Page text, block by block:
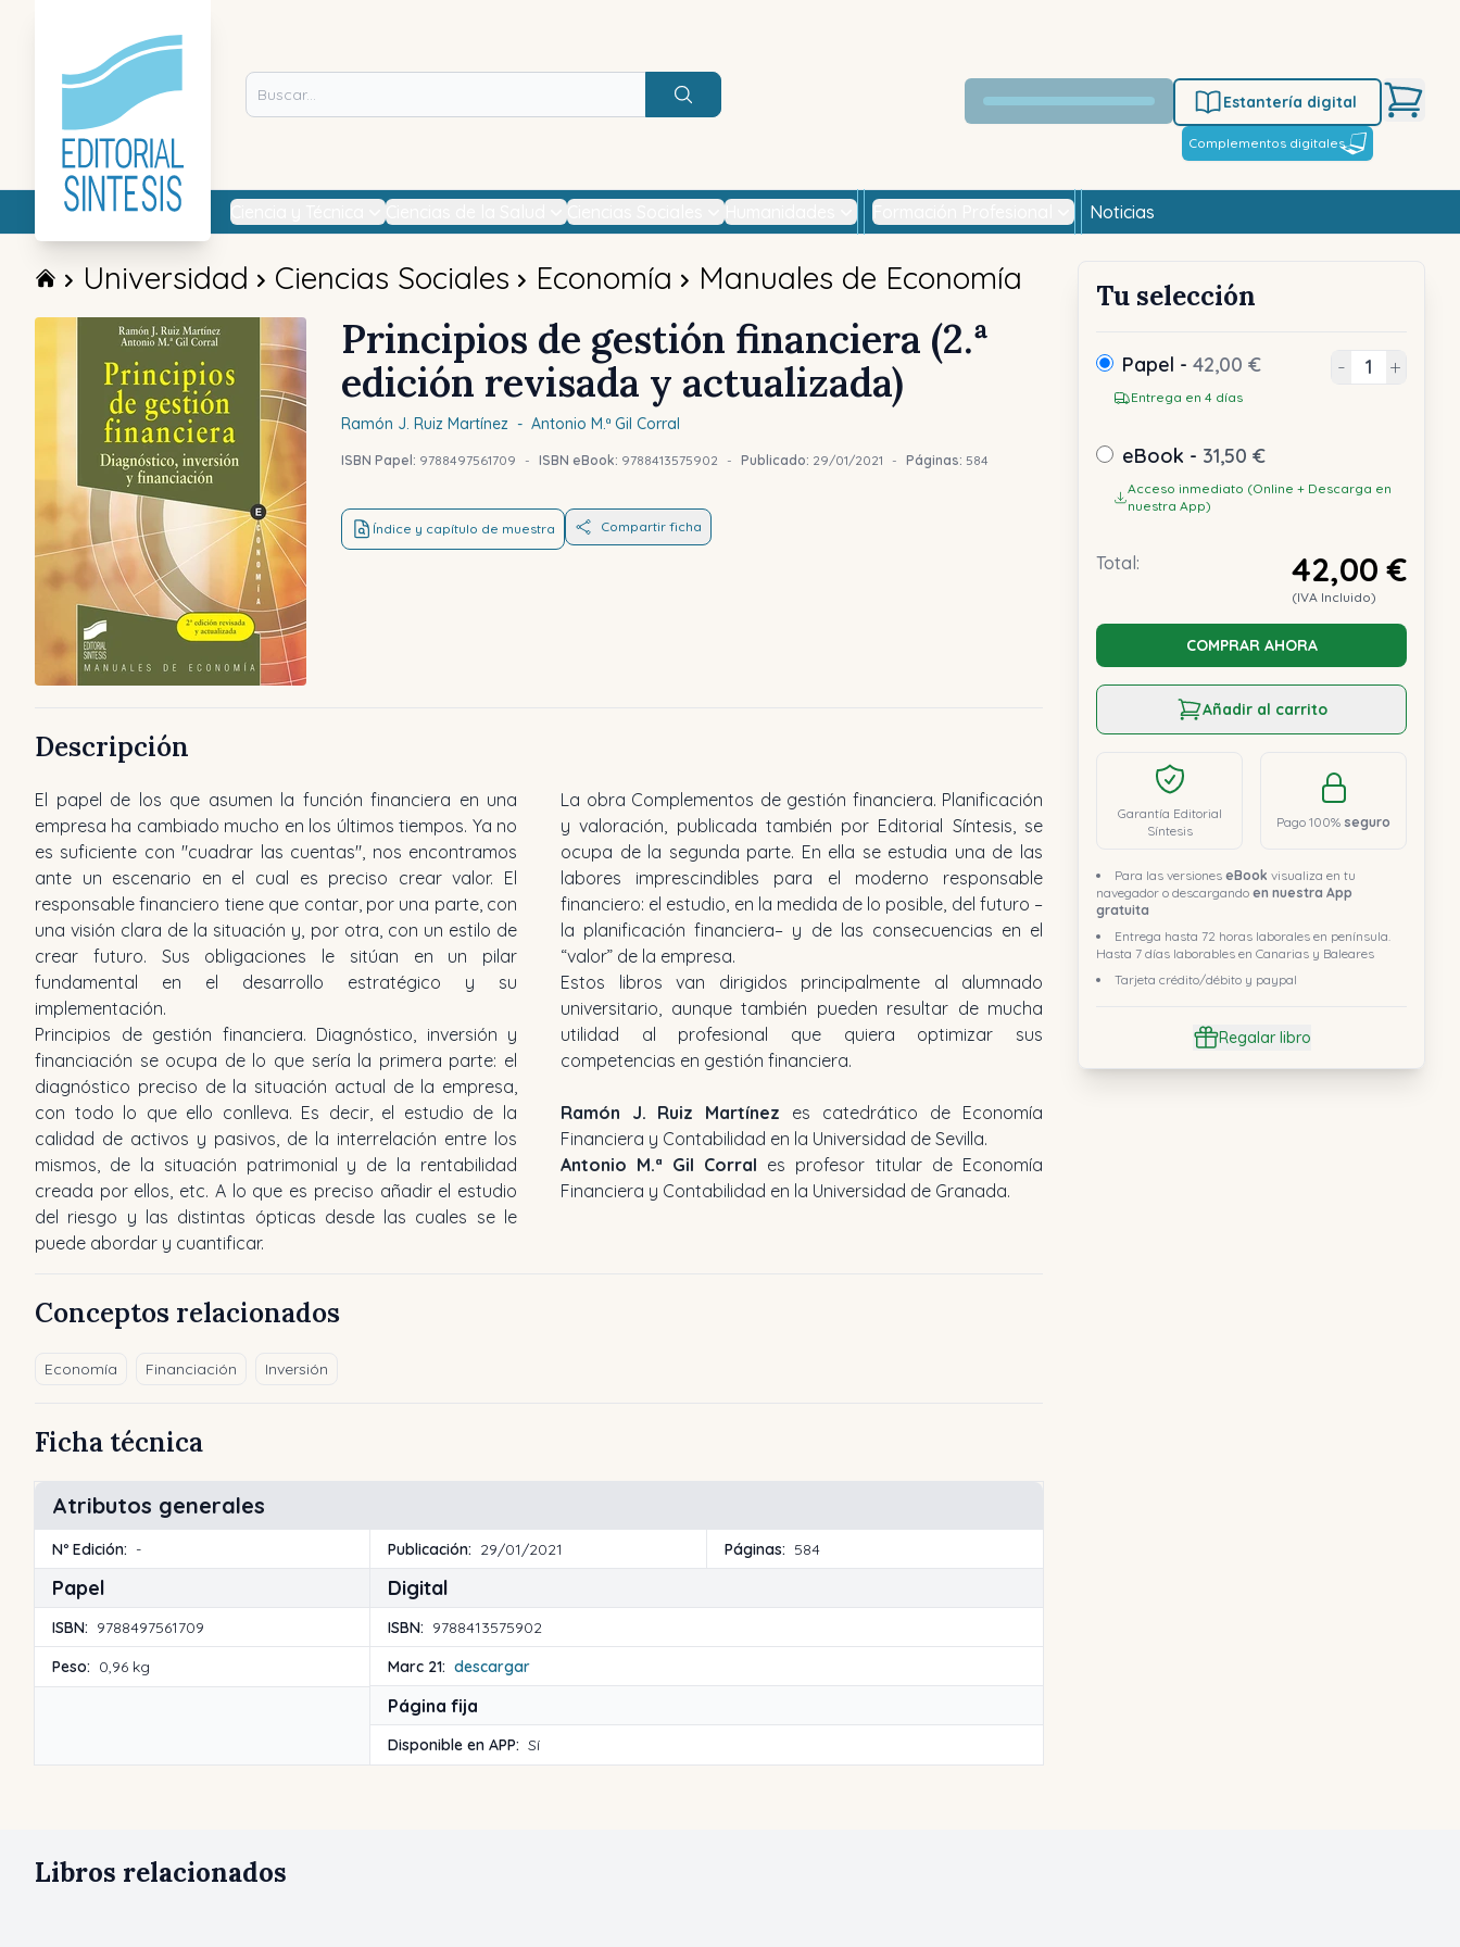
Buscar
Estantería digital
Complementos digitales
Noticias
Universidad Ciencias Sociales Economía Manuales de Economía
Principios de gestión financiera (2.ª
edición revisada y actualizada)
Ramón J. Ruiz Martínez - Antonio M.ª Gil Corral
ISBN Papel: 9788497561709 - ISBN eBook: 9788413575902 - Publicado: 29/01/2021 - Páginas: 584
Índice y capítulo de muestra Compartir ficha
Tu selección
Papel - 42,00 €
Entrega en 4 días
- +
eBook - 31,50 €
Acceso inmediato (Online + Descarga en
nuestra App)
Total: 42,00 €
(IVA Incluido)
COMPRAR AHORA
Añadir al carrito
Garantía Editorial
Síntesis
Pago 100% seguro
Para las versiones eBook visualiza en tu
navegador o descargando en nuestra App
gratuita
Entrega hasta 72 horas laborales en península.
Hasta 7 días laborables en Canarias y Baleares
Tarjeta crédito/débito y paypal
Regalar libro
Descripción
El papel de los que asumen la función financiera en una
empresa ha cambiado mucho en los últimos tiempos. Ya no
es suficiente con "cuadrar las cuentas", nos encontramos
ante un escenario en el cual es preciso crear valor. El
responsable financiero tiene que contar, por una parte, con
una visión clara de la situación y, por otra, con un estilo de
crear futuro. Sus obligaciones le sitúan en un pilar
fundamental en el desarrollo estratégico y su
implementación.
Principios de gestión financiera. Diagnóstico, inversión y
financiación se ocupa de lo que sería la primera parte: el
diagnóstico preciso de la situación actual de la empresa,
con todo lo que ello conlleva. Es decir, el estudio de la
calidad de activos y pasivos, de la interrelación entre los
mismos, de la situación patrimonial y de la rentabilidad
creada por ellos, etc. A lo que es preciso añadir el estudio
del riesgo y las distintas ópticas desde las cuales se le
puede abordar y cuantificar.
La obra Complementos de gestión financiera. Planificación
y valoración, publicada también por Editorial Síntesis, se
ocupa de la segunda parte. En ella se estudia una de las
labores imprescindibles para el moderno responsable
financiero: el estudio, en la medida de lo posible, del futuro –
la planificación financiera– y de las consecuencias en el
“valor” de la empresa.
Estos libros van dirigidos principalmente al alumnado
universitario, aunque también pueden resultar de mucha
utilidad al profesional que quiera optimizar sus
competencias en gestión financiera.
Ramón J. Ruiz Martínez es catedrático de Economía
Financiera y Contabilidad en la Universidad de Sevilla.
Antonio M.ª Gil Corral es profesor titular de Economía
Financiera y Contabilidad en la Universidad de Granada.
Conceptos relacionados
Economía Financiación Inversión
Ficha técnica
Atributos generales
Nº Edición: - Publicación: 29/01/2021 Páginas: 584
Papel
ISBN: 9788497561709
Peso: 0,96 kg
Digital
ISBN: 9788413575902
Marc 21: descargar
Página fija
Disponible en APP: Sí
Libros relacionados